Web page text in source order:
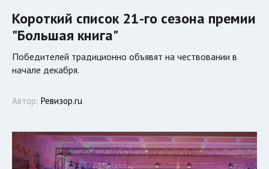
Короткий список 21-го сезона премии
"Большая книга"
Победителей традиционно объявят на чествовании в
начале декабря.
Автор: Ревизор.ru